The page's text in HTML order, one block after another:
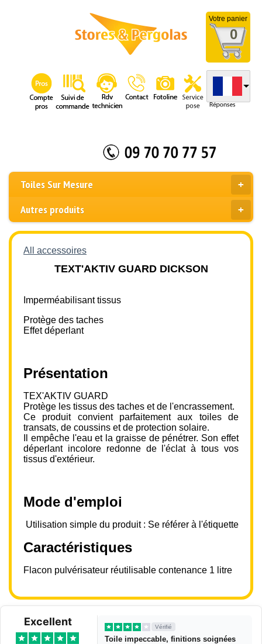
Votre panier
0
Toiles Sur Mesure
Autres produits
All accessoires
TEXT'AKTIV GUARD DICKSON
Imperméabilisant tissus
Protège des taches
Effet déperlant
Présentation
TEX'AKTIV GUARD
Protège les tissus des taches et de l'encrassement.
Ce produit convient parfaitement aux toiles de
transats, de coussins et de protection solaire.
Il empêche l'eau et la graisse de pénétrer. Son effet
déperlant incolore redonne de l'éclat à tous vos
tissus d'extérieur.
Mode d'emploi
Utilisation simple du produit : Se référer à l'étiquette
Caractéristiques
Flacon pulvérisateur réutilisable contenance 1 litre
Excellent Vérifié
Toile impeccable, finitions soignées